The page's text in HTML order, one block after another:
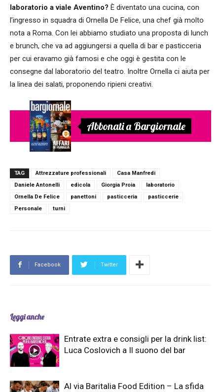
laboratorio a viale Aventino? È diventato una cucina, con
l’ingresso in squadra di Ornella De Felice, una chef già molto
nota a Roma. Con lei abbiamo studiato una proposta di lunch
e brunch, che va ad aggiungersi a quella di bar e pasticceria
per cui eravamo già famosi e che oggi è gestita con le
consegne dal laboratorio del teatro. Inoltre Ornella ci aiuta per
la linea dei salati, proponendo ripieni creativi.
Abbonati a Bargiornale
TAG Attrezzature professionali
Casa Manfredi
Daniele Antonelli
edicola Giorgia Proia
laboratorio
Ornella De Felice
panettoni pasticceria
pasticcerie
Personale
turni
Facebook Twitter
Leggi anche
Entrate extra e consigli per la drink list:
Luca Coslovich a Il suono del bar
Al via Baritalia Food Edition – La sfida